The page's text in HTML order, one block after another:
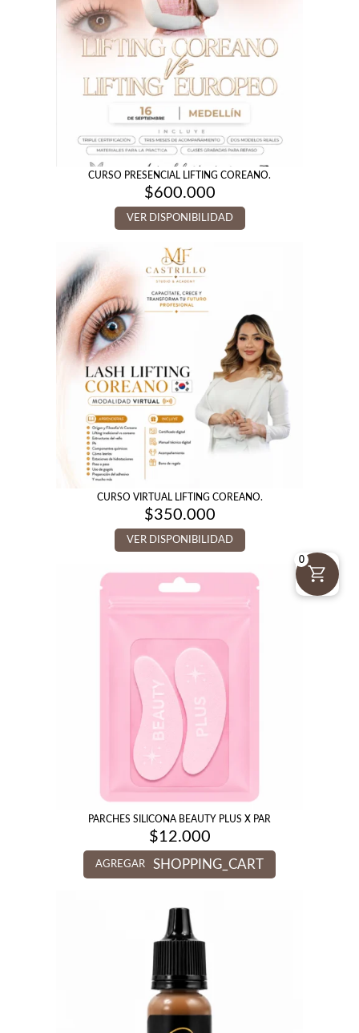
CURSO PRESENCIAL LIFTING COREANO.
$600.000
VER DISPONIBILIDAD
CURSO VIRTUAL LIFTING COREANO.
$350.000
VER DISPONIBILIDAD
PARCHES SILICONA BEAUTY PLUS X PAR
$12.000
AGREGAR SHOPPING_CART
0